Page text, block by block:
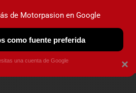
OBSERVATORIO
×
de Motorpasion en Google
como fuente preferida
una cuenta de Google